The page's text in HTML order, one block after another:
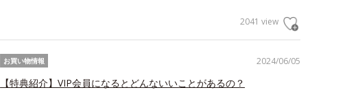
2041 view
2024/06/05
お買い物情報
【特典紹介】VIP会員になるとどんないいことがあるの？